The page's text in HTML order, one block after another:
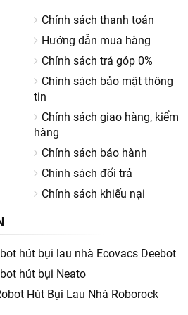
tối ưu thời gian dọn dẹp
thể dễ dàng sở hữu một chiếc
cấp mà không cần đầu tư chi phí
hình rất mạnh mẽ và có giá tốt
E40 Ultra
Chính sách thanh toán
Hướng dẫn mua hàng
Chính sách trả góp 0%
Chính sách bảo mật thông
tin
Chính sách giao hàng, kiểm
hàng
Chính sách bảo hành
Chính sách đổi trả
Chính sách khiếu nại
hút bụi lau nhà Ecovacs Deebot
hút bụi Neato
Hút Bụi Lau Nhà Roborock